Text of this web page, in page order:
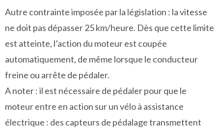
Autre contrainte imposée par la législation : la vitesse
ne doit pas dépasser 25 km/heure. Dès que cette limite
est atteinte, l’action du moteur est coupée
automatiquement, de même lorsque le conducteur
freine ou arrête de pédaler.
A noter : il est nécessaire de pédaler pour que le
moteur entre en action sur un vélo à assistance
électrique : des capteurs de pédalage transmettent